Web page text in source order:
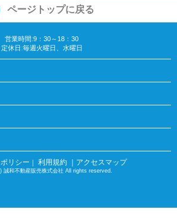
ページトップに戻る
営業時間:9：30～18：30
定休日:毎週火曜日、水曜日
リシー ｜ 利用規約 ｜アクセスマップ
誠和不動産販売株式会社 All rights reserved.